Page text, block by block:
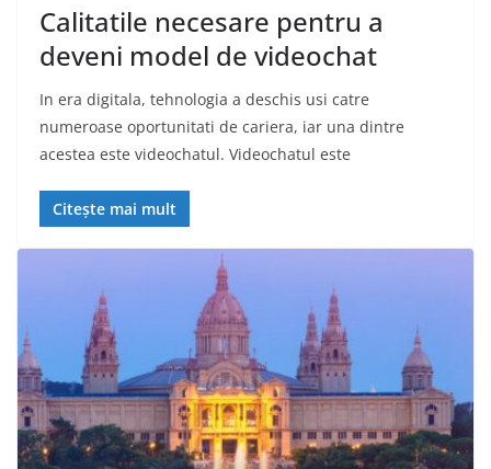
Calitatile necesare pentru a
deveni model de videochat
In era digitala, tehnologia a deschis usi catre
numeroase oportunitati de cariera, iar una dintre
acestea este videochatul. Videochatul este
Citește mai mult